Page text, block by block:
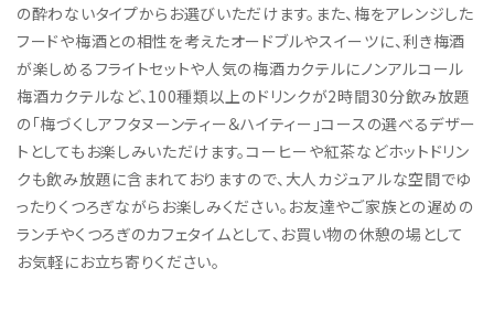
の酔わないタイプからお選びいただけます。また、梅をアレンジした
フードや梅酒との相性を考えたオードブルやスイーツに、利き梅酒
が楽しめるフライトセットや人気の梅酒カクテルにノンアルコール
梅酒カクテルなど、100種類以上のドリンクが2時間30分飲み放題
の「梅づくしアフタヌーンティー＆ハイティー」コースの選べるデザー
トとしてもお楽しみいただけます。コーヒーや紅茶などホットドリン
クも飲み放題に含まれておりますので、大人カジュアルな空間でゆ
ったりくつろぎながらお楽しみください。お友達やご家族との遅めの
ランチやくつろぎのカフェタイムとして、お買い物の休憩の場として
お気軽にお立ち寄りください。